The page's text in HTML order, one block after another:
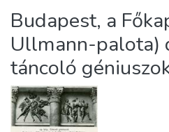
Statistics
About us
Budapest, a
Ullmann-palota)
táncoló